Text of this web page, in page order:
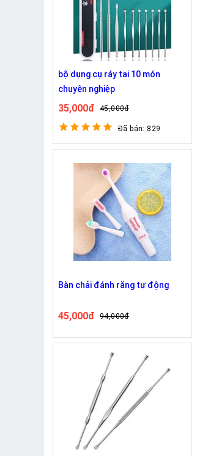
bộ dụng cụ ráy tai 10 món
chuyên nghiệp
35,000đ 45,000đ
Đã bán: 829
Bàn chải đánh răng tự động
45,000đ 94,000đ